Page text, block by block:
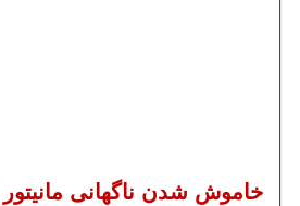
خاموش شدن ناگهانی مانیتور